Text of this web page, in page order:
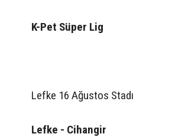
K-Pet Süper Lig
Lefke 16 Ağustos Stadı
Lefke - Cihangir